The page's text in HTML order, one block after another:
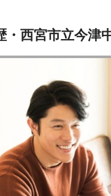
・西宮市立今津